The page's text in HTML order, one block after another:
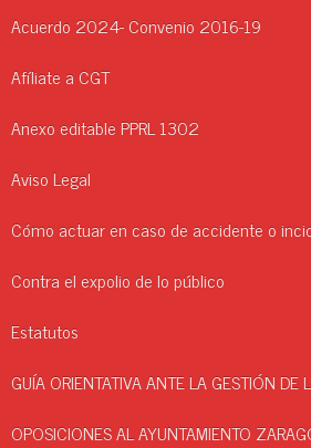
Acuerdo 2024- Convenio 2016-19
Afíliate a CGT
Anexo editable PPRL 1302
Aviso Legal
Contra el expolio de lo público
Estatutos
GUÍA ORIENTATIVA ANTE LA GESTIÓN
OPOSICIONES AL AYUNTAMIENTO